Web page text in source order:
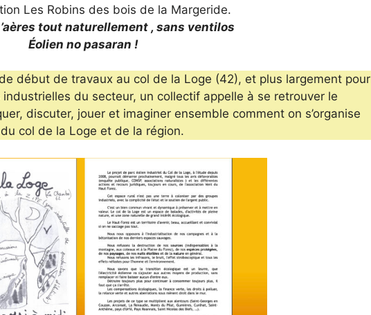
Les Robins des bois de la Margeride.
tout naturellement , sans ventilos
Éolien no pasaran !
début de travaux au col de la Loge (42), et plus largement pour
industrielles du secteur, un collectif appelle à se retrouver le
discuter, jouer et imaginer ensemble comment on s’organise
col de la Loge et de la région.